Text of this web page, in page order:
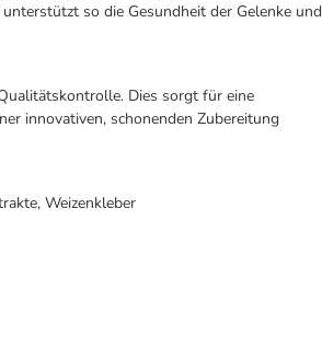
so die Gesundheit der Gelenke und
Dies sorgt für eine
innovativen, schonenden Zubereitung
Weizenkleber